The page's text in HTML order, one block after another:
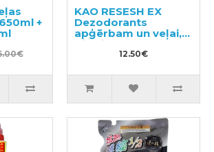
+
KAO RESESH EX
Dezodorants
apģērbam un veļai,
pildviela 300ml
12.50€